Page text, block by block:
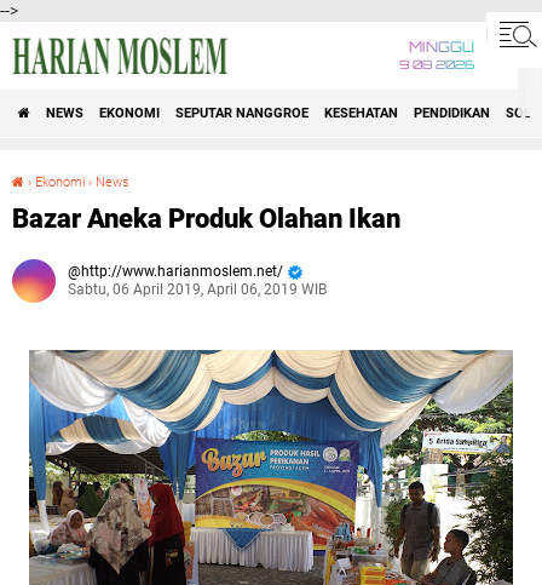
-->
MINGGU
9 08 2026
NEWS EKONOMI SEPUTAR NANGGROE KESEHATAN PENDIDIKAN
› Ekonomi › News
Bazar Aneka Produk Olahan Ikan
http://www.harianmoslem.net/
Sabtu, 06 April 2019, April 06, 2019 WIB